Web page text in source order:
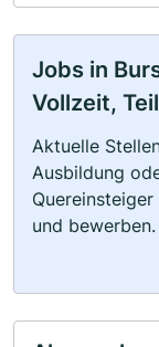
Jobs in
Vollzeit,
Aktuelle
Ausbildung
und bewerben.